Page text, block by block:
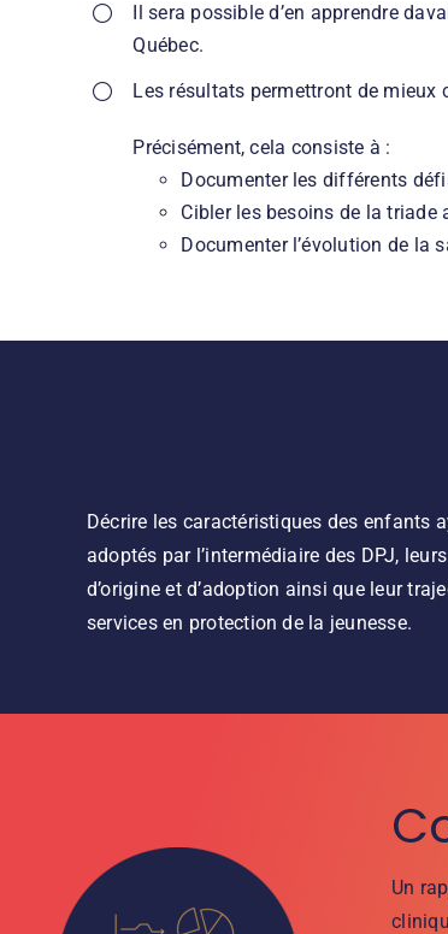
Il sera possible d’en apprendre
Québec.
Les résultats permettront de mieux
Précisément, cela consiste à :
Documenter les différents
Cibler les besoins de la triade
Documenter l’évolution de la
Décrire les caractéristiques des enfants
adoptés par l’intermédiaire des DPJ,
d’origine et d’adoption ainsi que leur
services en protection de la jeunesse.
Un